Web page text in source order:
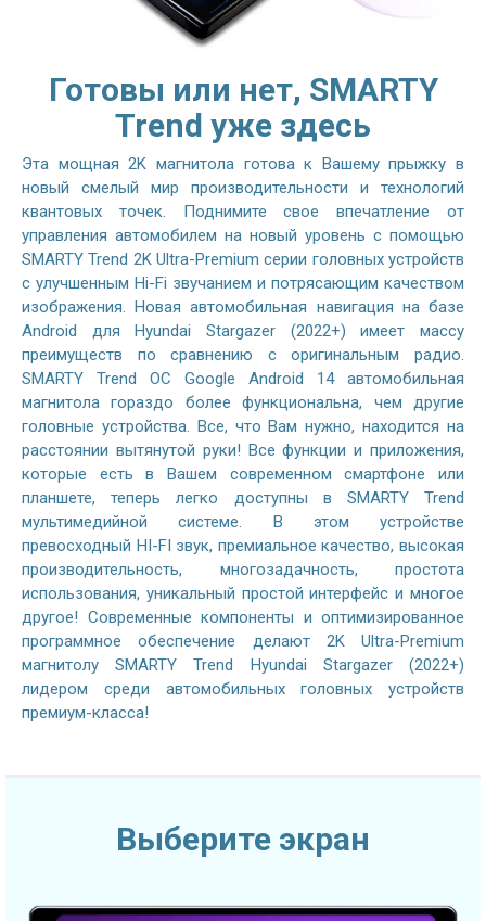
Готовы или нет, SMARTY
Trend уже здесь
Эта мощная 2K магнитола готова к Вашему прыжку в
новый смелый мир производительности и технологий
квантовых точек. Поднимите свое впечатление от
управления автомобилем на новый уровень с помощью
SMARTY Trend 2K Ultra-Premium серии головных устройств
с улучшенным Hi-Fi звучанием и потрясающим качеством
изображения. Новая автомобильная навигация на базе
Android для Hyundai Stargazer (2022+) имеет массу
преимуществ по сравнению с оригинальным радио.
SMARTY Trend ОС Google Android 14 автомобильная
магнитола гораздо более функциональна, чем другие
головные устройства. Все, что Вам нужно, находится на
расстоянии вытянутой руки! Все функции и приложения,
которые есть в Вашем современном смартфоне или
планшете, теперь легко доступны в SMARTY Trend
мультимедийной системе. В этом устройстве
превосходный HI-FI звук, премиальное качество, высокая
производительность, многозадачность, простота
использования, уникальный простой интерфейс и многое
другое! Современные компоненты и оптимизированное
программное обеспечение делают 2K Ultra-Premium
магнитолу SMARTY Trend Hyundai Stargazer (2022+)
лидером среди автомобильных головных устройств
премиум-класса!
Выберите экран